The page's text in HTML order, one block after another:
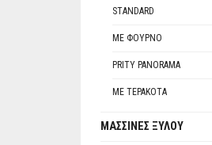
STANDARD
ΜΕ ΦΟΎΡΝΟ
PRITY PANORAMA
ΜΕ ΤΕΡΑΚΌΤΑ
ΜΑΣΣΊΝΕΣ ΞΎΛΟΥ